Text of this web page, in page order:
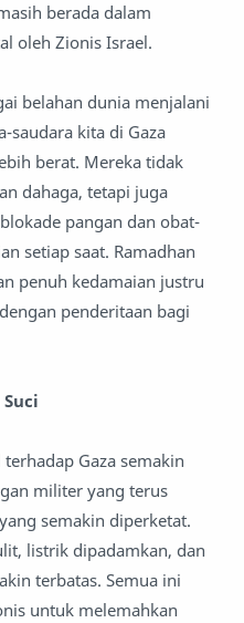
berada dalam
oleh Zionis Israel.
belahan dunia menjalani
saudara kita di Gaza
berat. Mereka tidak
dahaga, tetapi juga
pangan dan obat-
setiap saat. Ramadhan
penuh kedamaian justru
penderitaan bagi
Gaza semakin
militer yang terus
semakin diperketat.
listrik dipadamkan, dan
terbatas. Semua ini
untuk melemahkan